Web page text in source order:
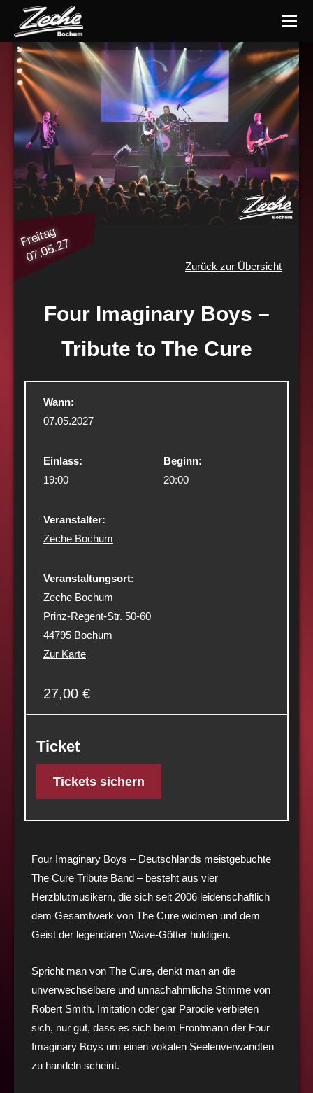
Freitag
07.05.27
Zurück zur Übersicht
Four Imaginary Boys –
Tribute to The Cure
Wann:
07.05.2027
Einlass:
19:00
Beginn:
20:00
Veranstalter:
Zeche Bochum
Veranstaltungsort:
Zeche Bochum
Prinz-Regent-Str. 50-60
44795 Bochum
Zur Karte
27,00 €
Ticket
Tickets sichern
Four Imaginary Boys – Deutschlands meistgebuchte
The Cure Tribute Band – besteht aus vier
Herzblutmusikern, die sich seit 2006 leidenschaftlich
dem Gesamtwerk von The Cure widmen und dem
Geist der legendären Wave-Götter huldigen.
Spricht man von The Cure, denkt man an die
unverwechselbare und unnachahmliche Stimme von
Robert Smith. Imitation oder gar Parodie verbieten
sich, nur gut, dass es sich beim Frontmann der Four
Imaginary Boys um einen vokalen Seelenverwandten
zu handeln scheint.